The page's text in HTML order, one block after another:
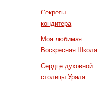
Секреты
кондитера
Моя любимая
Воскресная Школа
Сердце духовной
столицы Урала